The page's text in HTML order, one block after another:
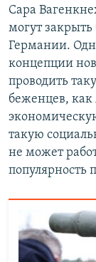
Сара
могут
Германии.
концепции
проводить
беженцев, как
такую
не может
популярность